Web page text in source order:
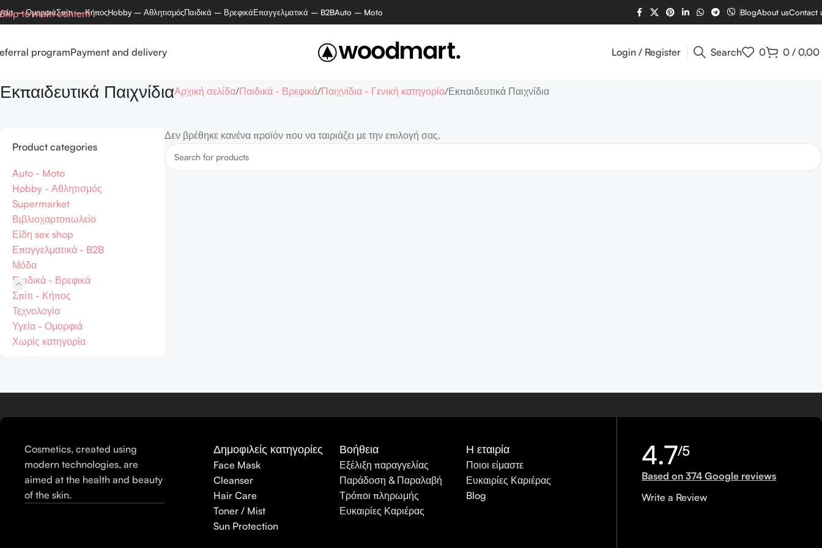
Skip to main content
– ΟμορφιάΣπίτι – ΚήποςHobby – ΑθλητισμόςΠαιδικά – ΒρεφικάΕπαγγελματικά – B2BAuto – Moto BlogAbout usContact
programPayment and delivery Login / Register Search 0 0 / 0,00
Εκπαιδευτικά ΠαιχνίδιαΑρχική σελίδα Παιδικά - Βρεφικά Παιχνίδια - Γενική κατηγορία Εκπαιδευτικά Παιχνίδια
Product categories
Auto - Moto
Hobby - Αθλητισμός
Supermarket
Βιβλιοχαρτοπωλείο
Είδη sex shop
Επαγγελματικά - B2B
Μόδα
Παιδικά - Βρεφικά
Σπίτι - Κήπος
Τεχνολογία
Υγεία - Ομορφιά
Χωρίς κατηγορία
Δεν βρέθηκε κανένα προϊόν που να ταιριάζει με την επιλογή σας.
Cosmetics, created using
modern technologies, are
aimed at the health and beauty
of the skin.
Δημοφιλείς κατηγορίες
Face Mask
Cleanser
Hair Care
Toner / Mist
Sun Protection
Βοήθεια
Εξέλιξη παραγγελίας
Παράδοση & Παραλαβή
Τρόποι πληρωμής
Ευκαιρίες Καριέρας
Η εταιρία
Ποιοι είμαστε
Ευκαιρίες Καριέρας
Blog
4.7/5
Based on 374 Google reviews
Write a Review